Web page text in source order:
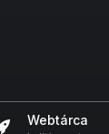
Webtárca